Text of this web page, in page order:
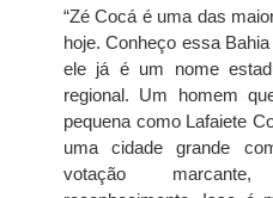
“Zé Cocá é uma das
hoje. Conheço essa
ele já é um nome
regional. Um homem
pequena como Lafaiete
uma cidade grande
votação